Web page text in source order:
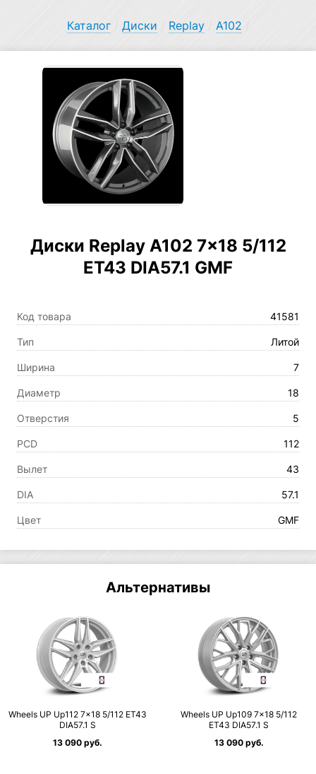
Каталог/ Диски Replay/ A102
Диски Replay A102 7×18 5/112
ET43 DIA57.1 GMF
Код товара 41581
Тип Литой
Ширина 7
Диаметр 18
Отверстия 5
PCD 112
Вылет 43
DIA 57.1
Цвет GMF
Альтернативы
Wheels UP Up112 7×18 5/112 ET43
DIA57.1 S
13 090 руб.
Wheels UP Up109 7×18 5/112
ET43 DIA57.1 S
13 090 руб.